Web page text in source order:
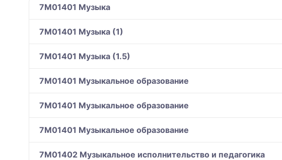
7M01401 Музыка
7M01401 Музыка (1)
7M01401 Музыка (1.5)
7M01401 Музыкальное образование
7M01401 Музыкальное образование
7M01401 Музыкальное образование
7M01402 Музыкальное исполнительство и педагогика